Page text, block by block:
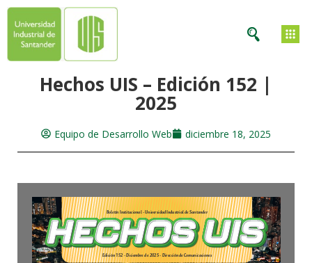
Hechos UIS – Edición 152 |
2025
Equipo de Desarrollo Web diciembre 18, 2025